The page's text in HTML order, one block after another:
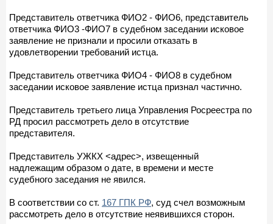
Представитель ответчика ФИО2 - ФИО6, представитель
ответчика ФИО3 -ФИО7 в судебном заседании исковое
заявление не признали и просили отказать в
удовлетворении требований истца.
Представитель ответчика ФИО4 - ФИО8 в судебном
заседании исковое заявление истца признал частично.
Представитель третьего лица Управления Росреестра по
РД просил рассмотреть дело в отсутствие
представителя.
Представитель УЖКХ <адрес>, извещенный
надлежащим образом о дате, в времени и месте
судебного заседания не явился.
В соответствии со ст. 167 ГПК РФ, суд счел возможным
рассмотреть дело в отсутствие неявившихся сторон.